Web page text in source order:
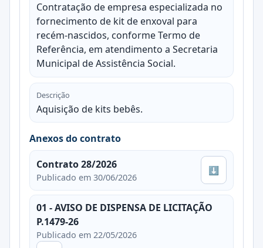
Contratação de empresa especializada no
fornecimento de kit de enxoval para
recém-nascidos, conforme Termo de
Referência, em atendimento a Secretaria
Municipal de Assistência Social.
Descrição
Aquisição de kits bebês.
Anexos do contrato
Contrato 28/2026
Publicado em 30/06/2026
⬇
01 - AVISO DE DISPENSA DE LICITAÇÃO
P.1479-26
Publicado em 22/05/2026